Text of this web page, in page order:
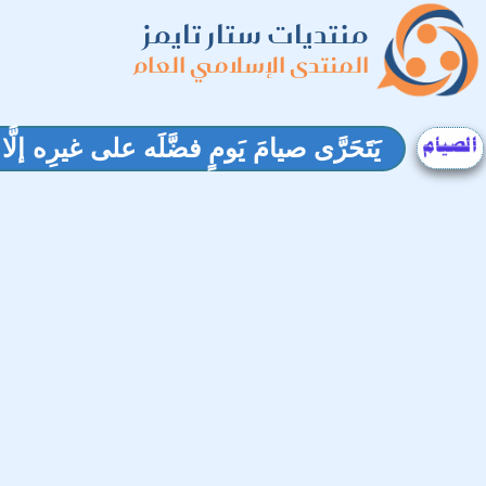
منتديات ستار تايمز
المنتدى الإسلامي العام
يَتَحَرَّى صيامَ يَومٍ فضَّلَه على غيرِه إلَّا